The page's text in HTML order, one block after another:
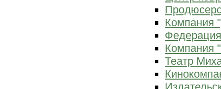
Компания
Компания
Театр